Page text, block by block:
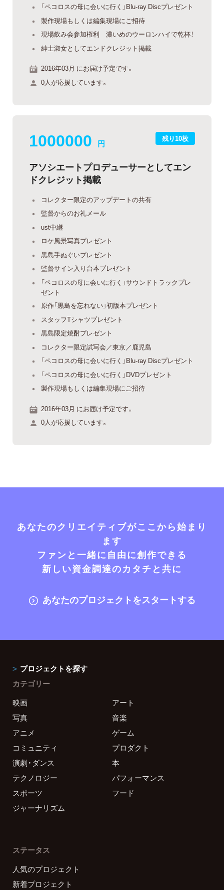
「ペコロスの母に会いに行く」Blu-ray Discプレゼント
製作現場もしくは編集現場にご招待
現場飲み会参加権利 濃いめのウーロンハイで乾杯！
紳士淑女としてエンドクレジット掲載
2016年03月 にお届け予定です。
0人が応援しています。
残り10枚
1000000 円
アソシエートプロデューサーとしてエン
ドクレジット掲載
コレクター限定のアップデートの共有
監督からのお礼メール
ust中継
ロケ風景写真プレゼント
黒島手ぬぐいプレゼント
監督サイン入り台本プレゼント
「ペコロスの母に会いに行く」サウンドトラックプレ
ゼント
原作「黒島を忘れない」初版本プレゼント
スタッフTシャツプレゼント
黒島限定焼酎プレゼント
コレクター限定試写会／東京／鹿児島
「ペコロスの母に会いに行く」Blu-ray Discプレゼント
「ペコロスの母に会いに行く」DVDプレゼント
製作現場もしくは編集現場にご招待
2016年03月 にお届け予定です。
0人が応援しています。
あなたのクリエイティブがここから始まり
ます
ファンと一緒に自由に創作できる
新しい資金調達のカタチと共に
あなたのプロジェクトをスタートする
プロジェクトを探す
カテゴリー
映画
アート
写真
音楽
アニメ
ゲーム
コミュニティ
プロダクト
演劇・ダンス
本
テクノロジー
パフォーマンス
スポーツ
フード
ジャーナリズム
ステータス
人気のプロジェクト
新着プロジェクト